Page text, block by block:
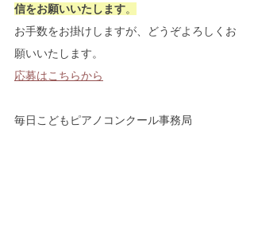
信をお願いいたします。
お手数をお掛けしますが、どうぞよろしくお
願いいたします。
応募はこちらから
毎日こどもピアノコンクール事務局